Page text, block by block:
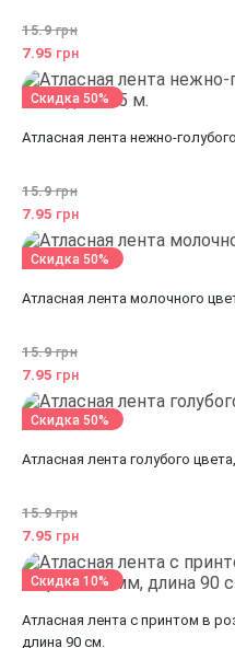
15.9грн
7.95 грн
Атласная лента нежно-
15.9грн
7.95 грн
Скидка 50%
Атласная лента молочного
15.9грн
7.95 грн
Скидка 50%
Атласная лента голубого
15.9грн
7.95 грн
Скидка 50%
Атласная лента с принтом в
длина 90 см.
Скидка 10%